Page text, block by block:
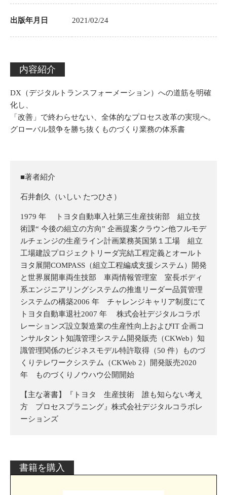
出版年月日 2021/02/24
内容紹介
DX（デジタルトランスフォーメーション）への道筋を明確
化し、
「改善」で終わらせない、全体的なプロセス改革の実現へ。
グローバル競争を勝ち抜くものづくり業務の体系書
■著者紹介
石井創久（いしい たつひさ）
1979 年 トヨタ自動車入社第三生産技術部 組立技
術課“ 今後の組立の方向” 企画提案クラウン他フルモデ
ルチェンジの生産ライン計画業務英国第１工場 組立
工場建設プロジェクトリーダ完結工程定義とオールト
ヨタ展開COMPASS（組立工程編成支援システム）開発
と世界展開車両生技部 車両情報管理室 室長ボディ
系エンジニアリングシステムの推進リーダー品質管理
システムの構築2006 年 チャレンジキャリア制度にて
トヨタ自動車退社2007 年 株式会社デジタルコラボ
レーションズ設立製造業の生産性向上およびIT 企画コ
ンサルタント知識管理システム開発販売（CKWeb）知
識管理関係のビジネスモデル特許取得（50 件）ものづ
くりテレワークシステム（CKWeb 2）開発販売2020
年 ものづくりノウハウ公開開始
【主な著書】『トヨタ 生産技術 誰も知らない考え
方 プロセスプラニング』株式会社デジタルコラボレ
ーションズ
書籍を購入